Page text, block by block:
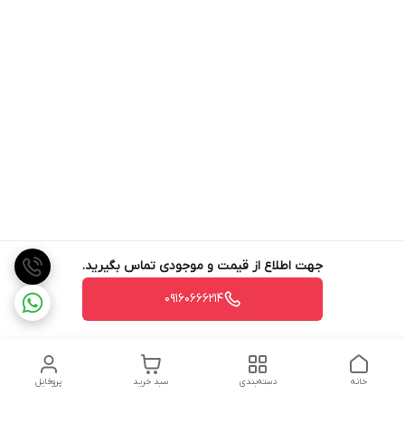
جهت اطلاع از قیمت و موجودی تماس بگیرید.
09160666214
پروفایل سبد خرید دسته‌بندی خانه